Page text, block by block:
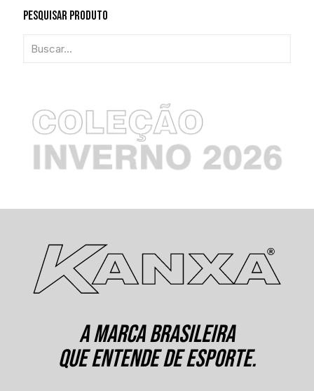
Pesquisar Produto
A MARCA BRASILEIRA
QUE ENTENDE DE ESPORTE.